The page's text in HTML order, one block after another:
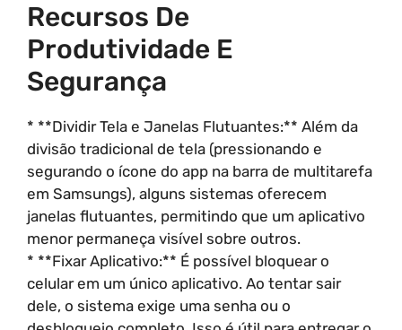
Recursos De
Produtividade E
Segurança
* **Dividir Tela e Janelas Flutuantes:** Além da
divisão tradicional de tela (pressionando e
segurando o ícone do app na barra de multitarefa
em Samsungs), alguns sistemas oferecem
janelas flutuantes, permitindo que um aplicativo
menor permaneça visível sobre outros.
* **Fixar Aplicativo:** É possível bloquear o
celular em um único aplicativo. Ao tentar sair
dele, o sistema exige uma senha ou o